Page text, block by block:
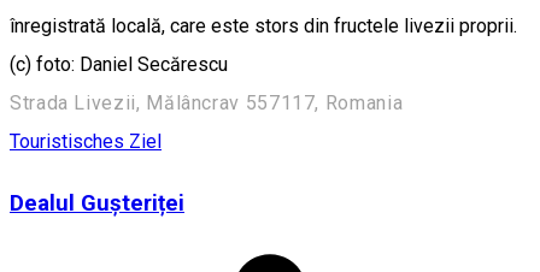
înregistrată locală, care este stors din fructele livezii proprii.
(c) foto: Daniel Secărescu
Strada Livezii, Mălâncrav 557117, Romania
Touristisches Ziel
Dealul Gușteriței